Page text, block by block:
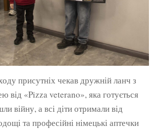
присутніх чекав дружній ланч з
від «Pizza veterano», яка готується
війну, а всі діти отримали від
та професійні німецькі аптечки